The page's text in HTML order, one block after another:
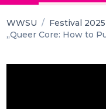
WWSU / Festival 2025
„Queer Core: How to